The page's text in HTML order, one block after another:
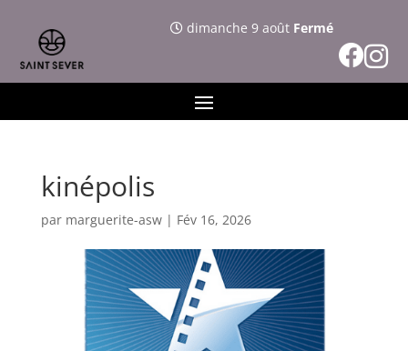
dimanche 9 août Fermé
kinépolis
par marguerite-asw| Fév 16, 2026